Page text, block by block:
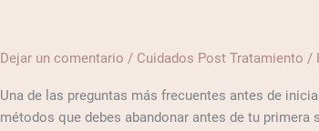
Dejar un comentario / Cuidados Post Tratamiento /
Una de las preguntas más frecuentes antes de
métodos que debes abandonar antes de tu
otros
antes
de